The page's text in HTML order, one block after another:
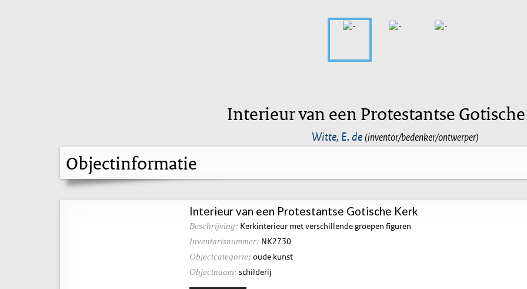
Interieur van een Protestantse
Witte, E. de (inventor/bedenker/ontwerper)
Objectinformatie
Interieur van een Protestantse Gotische Kerk
Beschrijving: Kerkinterieur met verschillende groepen figuren
Inventarisnummer: NK2730
Objectcategorie: oude kunst
Objectnaam: schilderij